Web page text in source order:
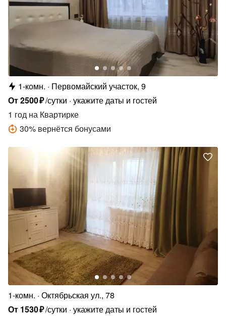
1-комн.
Первомайский участок, 9
От2500₽/сутки укажите даты и гостей
1 год на Квартирке
30% вернётся бонусами
1-комн. Октябрьская ул., 78
От 1530₽/сутки укажите даты и гостей